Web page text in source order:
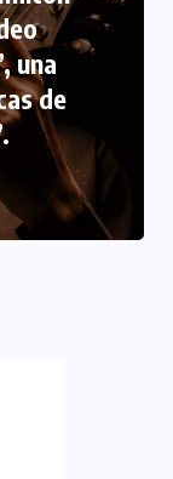
una
de